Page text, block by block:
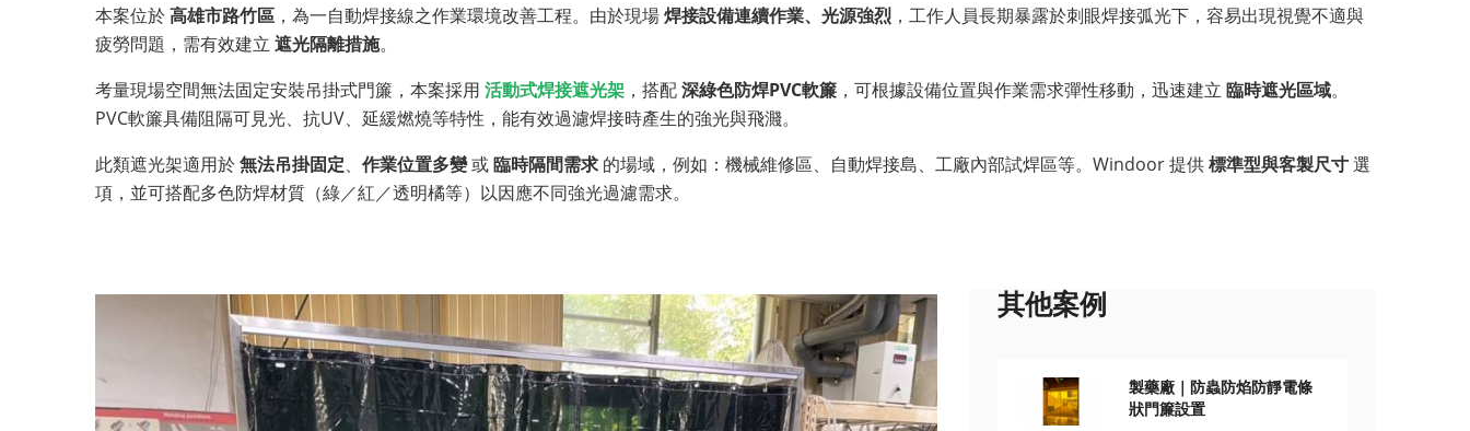
本案位於高雄市路竹區 ，為一自動焊接線之作業環境改善工程。由於現場焊接設備連續作業、光源強烈 ，工作人員長期暴露於刺眼焊接弧光下，容易出現視覺不適與
疲勞問題，需有效建立 遮光隔離措施。
考量現場空間無法固定安裝吊掛式門簾，本案採用 活動式焊接遮光架 ，搭配深綠色防焊PVC軟簾 ，可根據設備位置與作業需求彈性移動，迅速建立 臨時遮光區域。
PVC軟簾具備阻隔可見光、抗UV、延緩燃燒等特性，能有效過濾焊接時產生的強光與飛濺。
此類遮光架適用於無法吊掛固定、 作業位置多變或臨時隔間需求 的場域，例如：機械維修區、自動焊接島、工廠內部試焊區等。Windoor 提供標準型與客製尺寸選
項，並可搭配多色防焊材質（綠／紅／透明橘等）以因應不同強光過濾需求。
其他案例
製藥廠｜防蟲防焰防靜電條
狀門簾設置